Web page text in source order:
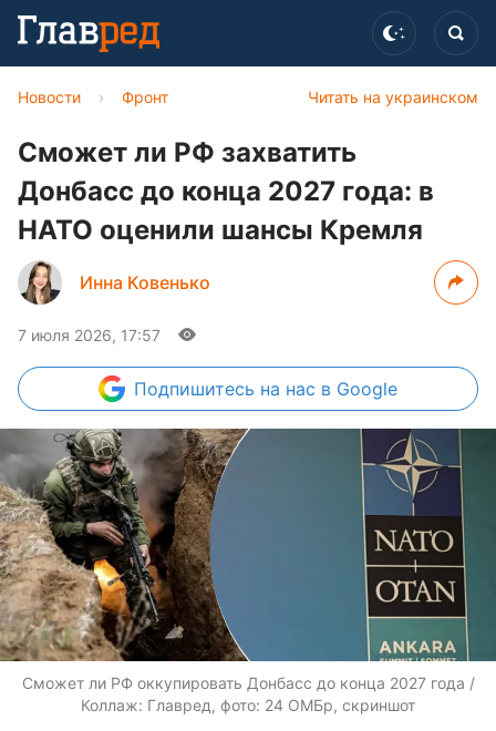
Читать на украинском
Новости › Фронт
Сможет ли РФ захватить
Донбасс до конца 2027 года: в
НАТО оценили шансы Кремля
Инна Ковенько
7 июля 2026, 17:57
Подпишитесь на нас в Google
Сможет ли РФ оккупировать Донбасс до конца 2027 года /
Коллаж: Главред, фото: 24 ОМБр, скриншот